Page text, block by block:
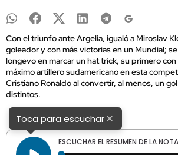
Con el triunfo ante Argelia, igualó a Miroslav
goleador y con más victorias en un Mundial;
longevo en marcar un hat trick, su primero con
máximo artillero sudamericano en esta
Cristiano Ronaldo al convertir, al menos, un
distintos.
Toca para escuchar×
ESCUCHAR EL RESUMEN DE LA NOTA